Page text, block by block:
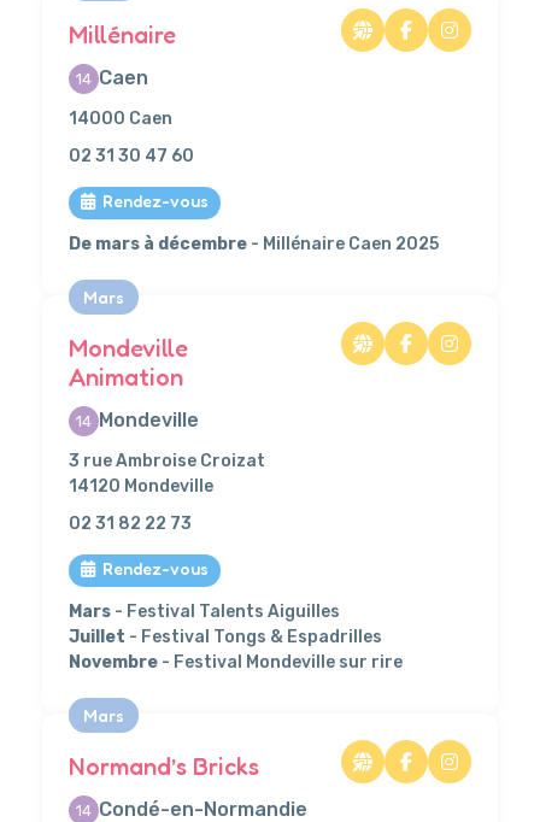
Millénaire
14 Caen
14000 Caen
02 31 30 47 60
Rendez-vous
De mars à décembre - Millénaire Caen 2025
Mars
Mondeville
Animation
14 Mondeville
3 rue Ambroise Croizat
14120 Mondeville
02 31 82 22 73
Rendez-vous
Mars - Festival Talents Aiguilles
Juillet - Festival Tongs & Espadrilles
Novembre - Festival Mondeville sur rire
Mars
Normand’s Bricks
14 Condé-en-Normandie